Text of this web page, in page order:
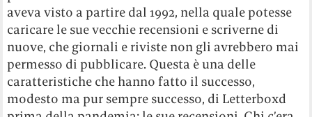
aveva visto a partire dal 1992, nella quale potesse
caricare le sue vecchie recensioni e scriverne di
nuove, che giornali e riviste non gli avrebbero mai
permesso di pubblicare. Questa è una delle
caratteristiche che hanno fatto il successo,
modesto ma pur sempre successo, di Letterboxd